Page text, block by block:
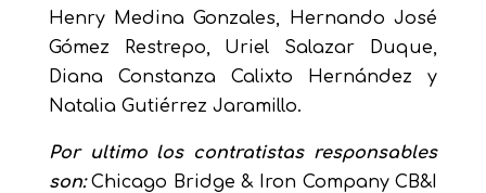
Henry Medina Gonzales, Hernando José
Gómez Restrepo, Uriel Salazar Duque,
Diana Constanza Calixto Hernández y
Natalia Gutiérrez Jaramillo.
Por ultimo los contratistas responsables
son:Chicago Bridge & Iron Company CB&I